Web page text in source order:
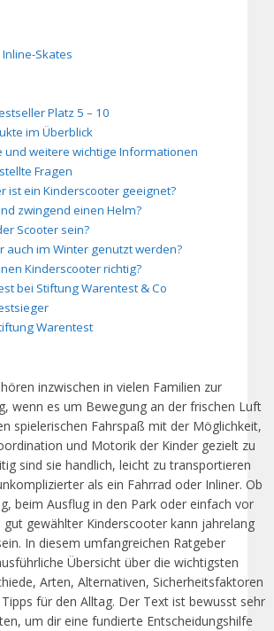
Skates
Platz 5 – 10
im Überblick
und weitere wichtige Informationen
Fragen
ist ein Kinderscooter geeignet?
zwingend einen Helm?
Scooter sein?
auch im Winter genutzt werden?
Kinderscooter richtig?
bei Stiftung Warentest & Co
Warentest
inzwischen in vielen Familien zur
wenn es um Bewegung an der frischen Luft
spielerischen Fahrspaß mit der Möglichkeit,
und Motorik der Kinder gezielt zu
sind sie handlich, leicht zu transportieren
als ein Fahrrad oder Inliner. Ob
beim Ausflug in den Park oder einfach vor
gut gewählter Kinderscooter kann jahrelang
In diesem umfangreichen Ratgeber
Übersicht über die wichtigsten
Arten, Alternativen, Sicherheitsfaktoren
für den Alltag. Der Text ist bewusst sehr
um dir eine fundierte Entscheidungshilfe